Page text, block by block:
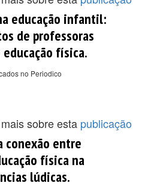
educação infantil:
de professoras
física.
no Periodico
sobre esta publicação
conexão entre
física na
lúdicas.